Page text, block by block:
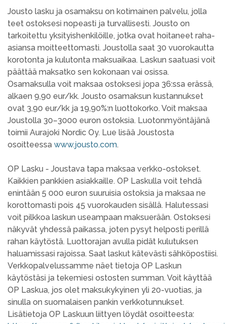
Jousto lasku ja osamaksu on kotimainen palvelu, jolla
teet ostoksesi nopeasti ja turvallisesti. Jousto on
tarkoitettu yksityishenkilöille, jotka ovat hoitaneet raha-
asiansa moitteettomasti. Joustolla saat 30 vuorokautta
korotonta ja kulutonta maksuaikaa. Laskun saatuasi voit
päättää maksatko sen kokonaan vai osissa.
Osamaksulla voit maksaa ostoksesi jopa 36:ssa erässä,
alkaen 9,90 eur/kk. Jousto osamaksun kustannukset
ovat 3,90 eur/kk ja 19,90%:n luottokorko. Voit maksaa
Joustolla 30–3000 euron ostoksia. Luotonmyöntäjänä
toimii Aurajoki Nordic Oy. Lue lisää Joustosta
osoitteessa www.jousto.com.
OP Lasku - Joustava tapa maksaa verkko-ostokset.
Kaikkien pankkien asiakkaille. OP Laskulla voit tehdä
enintään 5 000 euron suuruisia ostoksia ja maksaa ne
korottomasti pois 45 vuorokauden sisällä. Halutessasi
voit pilkkoa laskun useampaan maksuerään. Ostoksesi
näkyvät yhdessä paikassa, joten pysyt helposti perillä
rahan käytöstä. Luottorajan avulla pidät kulutuksen
haluamissasi rajoissa. Saat laskut kätevästi sähköpostiisi.
Verkkopalvelussamme näet tietoja OP Laskun
käytöstäsi ja tekemiesi ostosten summan. Voit käyttää
OP Laskua, jos olet maksukykyinen yli 20-vuotias, ja
sinulla on suomalaisen pankin verkkotunnukset.
Lisätietoja OP Laskuun liittyen löydät osoitteesta: